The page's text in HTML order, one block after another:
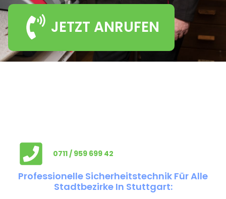
JETZT ANRUFEN
0711 / 959 699 42
Professionelle Sicherheitstechnik Für Alle
Stadtbezirke In Stuttgart: